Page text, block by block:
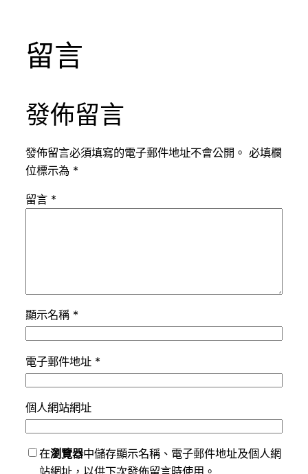
留言
發佈留言
發佈留言必須填寫的電子郵件地址不會公開。 必填欄
位標示為 *
留言 *
顯示名稱 *
電子郵件地址 *
個人網站網址
在瀏覽器中儲存顯示名稱、電子郵件地址及個人網